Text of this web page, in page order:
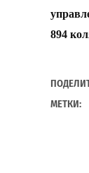
894
МЕТКИ: